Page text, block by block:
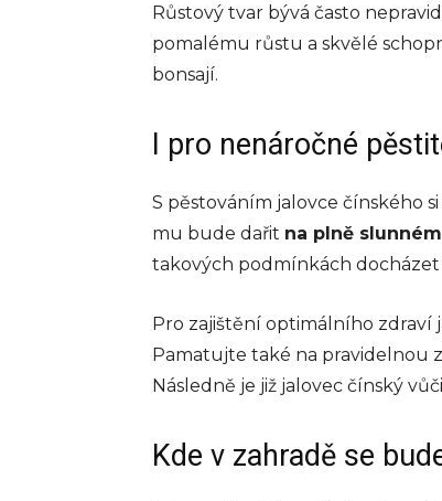
Růstový tvar bývá často
pomalému růstu a skvělé
bonsají.
I pro nenáročné
S pěstováním jalovce čínského
mu bude dařit na plně
takových podmínkách
Pro zajištění optimálního zdraví
Pamatujte také na pravidelnou
Následně je již jalovec čínský
Kde v zahradě se